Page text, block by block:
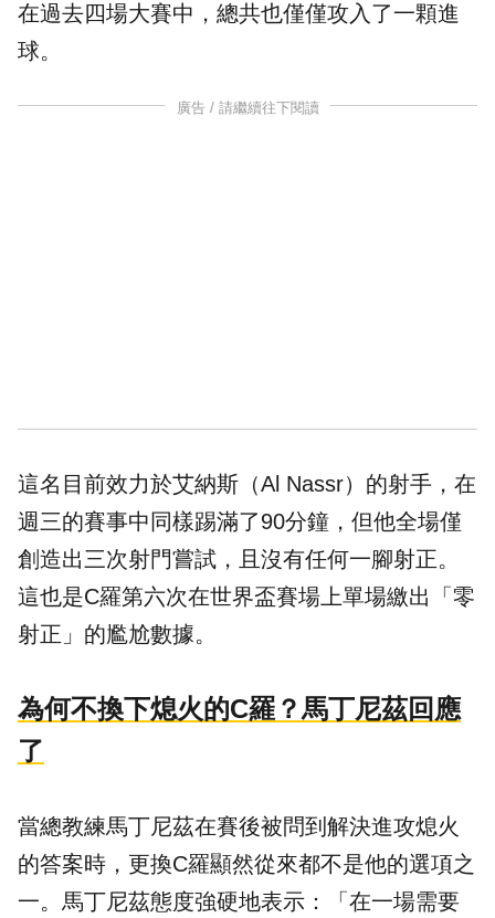
在過去四場大賽中，總共也僅僅攻入了一顆進
球。
廣告 / 請繼續往下閱讀
這名目前效力於艾納斯（Al Nassr）的射手，在
週三的賽事中同樣踢滿了90分鐘，但他全場僅
創造出三次射門嘗試，且沒有任何一腳射正。
這也是C羅第六次在世界盃賽場上單場繳出「零
射正」的尷尬數據。
為何不換下熄火的C羅？馬丁尼茲回應
了
當總教練馬丁尼茲在賽後被問到解決進攻熄火
的答案時，更換C羅顯然從來都不是他的選項之
一。馬丁尼茲態度強硬地表示：「在一場需要